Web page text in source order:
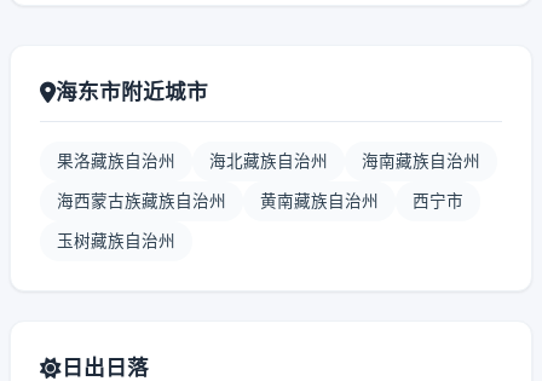
海东市附近城市
果洛藏族自治州 海北藏族自治州 海南藏族自治州
海西蒙古族藏族自治州 黄南藏族自治州 西宁市
玉树藏族自治州
日出日落